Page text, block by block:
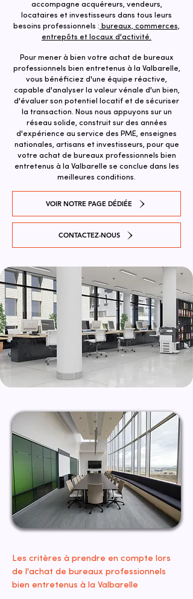
accompagne acquéreurs, vendeurs,
locataires et investisseurs dans tous leurs
besoins professionnels : bureaux, commerces,
entrepôts et locaux d'activité.
Pour mener à bien votre achat de bureaux
professionnels bien entretenus à la Valbarelle,
vous bénéficiez d'une équipe réactive,
capable d'analyser la valeur vénale d'un bien,
d'évaluer son potentiel locatif et de sécuriser
la transaction. ​Nous nous appuyons sur un
réseau solide, construit sur des années
d'expérience au service des PME, enseignes
nationales, artisans et investisseurs, pour que
votre achat de bureaux professionnels bien
entretenus à la Valbarelle se conclue dans les
meilleures conditions.
VOIR NOTRE PAGE DÉDIÉE
CONTACTEZ-NOUS
Les critères à prendre en compte lors
de l'achat de bureaux professionnels
bien entretenus à la Valbarelle